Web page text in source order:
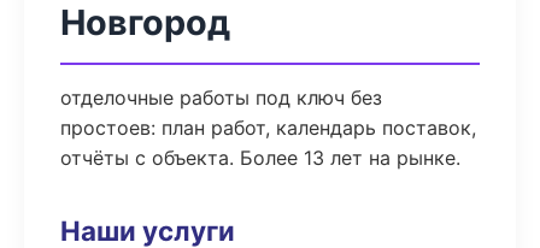
Новгород
отделочные работы под ключ без
простоев: план работ, календарь поставок,
отчёты с объекта. Более 13 лет на рынке.
Наши услуги